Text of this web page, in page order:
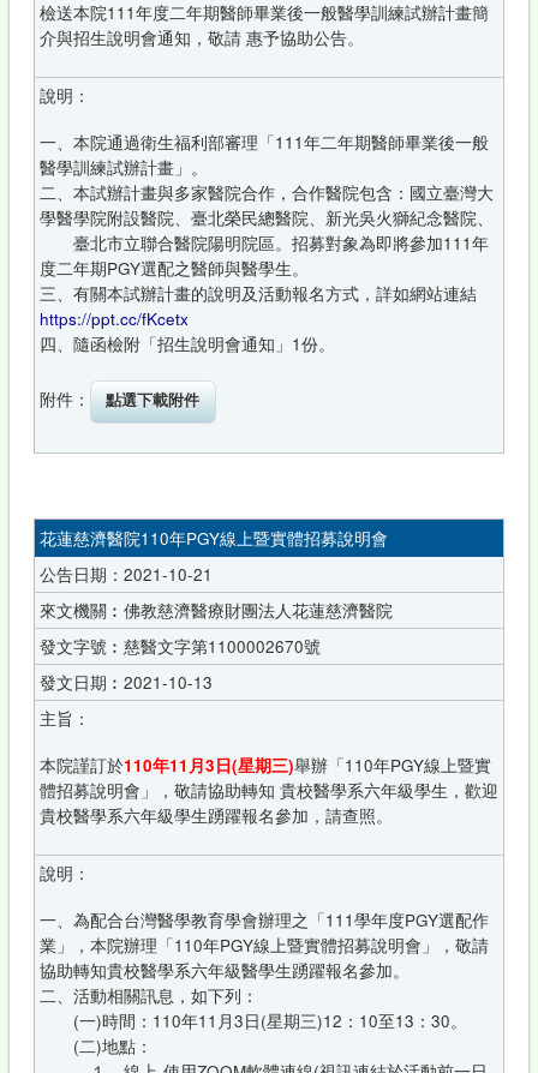
檢送本院111年度二年期醫師畢業後一般醫學訓練試辦計畫簡
介與招生說明會通知，敬請 惠予協助公告。
說明：
一、本院通過衛生福利部審理「111年二年期醫師畢業後一般
醫學訓練試辦計畫」。
二、本試辦計畫與多家醫院合作，合作醫院包含：國立臺灣大
學醫學院附設醫院、臺北榮民總醫院、新光吳火獅紀念醫院、
臺北市立聯合醫院陽明院區。招募對象為即將參加111年
度二年期PGY選配之醫師與醫學生。
三、有關本試辦計畫的說明及活動報名方式，詳如網站連結
https://ppt.cc/fKcetx
四、隨函檢附「招生說明會通知」1份。
附件：
花蓮慈濟醫院110年PGY線上暨實體招募說明會
公告日期：2021-10-21
來文機關︰佛教慈濟醫療財團法人花蓮慈濟醫院
發文字號︰慈醫文字第1100002670號
發文日期︰2021-10-13
主旨：
本院謹訂於110年11月3日(星期三)舉辦「110年PGY線上暨實
體招募說明會」，敬請協助轉知 貴校醫學系六年級學生，歡迎
貴校醫學系六年級學生踴躍報名參加，請查照。
說明：
一、為配合台灣醫學教育學會辦理之「111學年度PGY選配作
業」，本院辦理「110年PGY線上暨實體招募說明會」，敬請
協助轉知貴校醫學系六年級醫學生踴躍報名參加。
二、活動相關訊息，如下列：
(一)時間：110年11月3日(星期三)12：10至13：30。
(二)地點：